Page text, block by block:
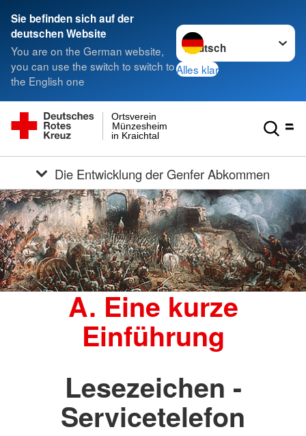
Sie befinden sich auf der
deutschen Website
You are on the German website,
you can use the switch to switch to
the English one
Sprache wechseln zu
Alles klar
in Kraichtal
Münzesheim
Ortsverein
Die Entwicklung der Genfer Abkommen
A. Eine kurze
Einführung
Lesezeichen -
Servicetelefon